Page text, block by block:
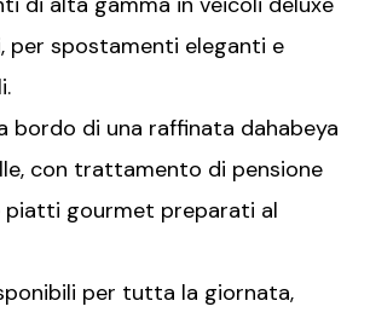
per spostamenti eleganti e
bordo di una raffinata dahabeya
con trattamento di pensione
piatti gourmet preparati al
per tutta la giornata,